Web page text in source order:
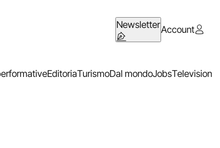
NewsletterAccount
EditoriaTurismoDal mondoJobsTelevision